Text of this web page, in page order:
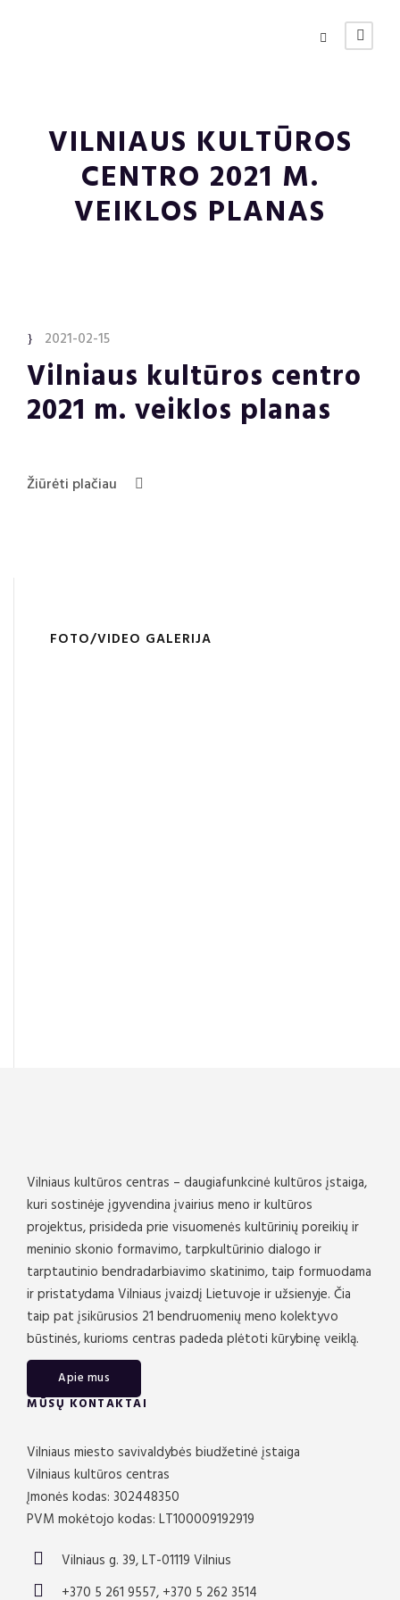
VILNIAUS KULTŪROS
CENTRO 2021 M.
VEIKLOS PLANAS
2021-02-15
Vilniaus kultūros centro
2021 m. veiklos planas
Žiūrėti plačiau
FOTO/VIDEO GALERIJA
Vilniaus kultūros centras – daugiafunkcinė kultūros įstaiga,
kuri sostinėje įgyvendina įvairius meno ir kultūros
projektus, prisideda prie visuomenės kultūrinių poreikių ir
meninio skonio formavimo, tarpkultūrinio dialogo ir
tarptautinio bendradarbiavimo skatinimo, taip formuodama
ir pristatydama Vilniaus įvaizdį Lietuvoje ir užsienyje. Čia
taip pat įsikūrusios 21 bendruomenių meno kolektyvo
būstinės, kurioms centras padeda plėtoti kūrybinę veiklą.
Apie mus
MŪSŲ KONTAKTAI
Vilniaus miesto savivaldybės biudžetinė įstaiga
Vilniaus kultūros centras
Įmonės kodas: 302448350
PVM mokėtojo kodas: LT100009192919
Vilniaus g. 39, LT-01119 Vilnius
+370 5 261 9557, +370 5 262 3514